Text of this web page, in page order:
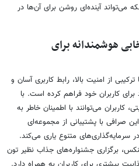
می‌تواند آینده‌ای روشن برای آن‌ها در
هوشمندانه برای
از امنیت بالا، رابط کاربری آسان و
کاربران خود فراهم کرده است. با
کاربران می‌توانند با اطمینان خاطر به
این صرافی با پشتیبانی از مجموعه‌ای
سرمایه‌گذاری‌های متنوع یاری می‌کند.
برگزاری جشنواره‌های جذاب نظیر تون